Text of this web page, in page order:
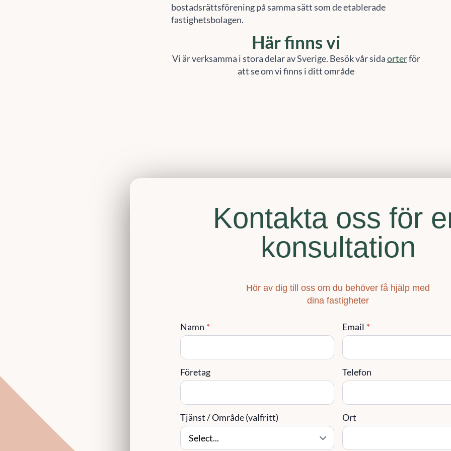
bostadsrättsförening på samma sätt som de etablerade
fastighetsbolagen.
Här finns vi
Vi är verksamma i stora delar av Sverige. Besök vår sidaorterför
att se om vi finns i ditt område
Kontakta oss för
konsultation
Hör av dig till oss om du behöver få hjälp med
dina fastigheter
Namn * Email *
Företag Telefon
Tjänst / Område (valfritt) Ort